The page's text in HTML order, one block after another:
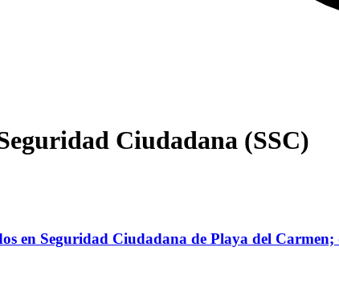
Ciudadana (SSC)
en Seguridad Ciudadana de Playa del